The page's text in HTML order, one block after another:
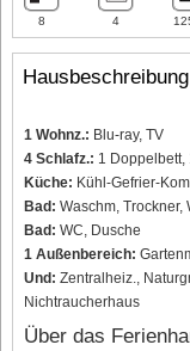
Hausbeschreibung
1 Wohnz.: Blu-ray, TV
4 Schlafz.: 1 Doppelbett,
Küche: Kühl-Gefrier-
Bad: Waschm, Trockner,
Bad: WC, Dusche
1 Außenbereich:
Und: Zentralheiz.,
Nichtraucherhaus
Über das
8 4